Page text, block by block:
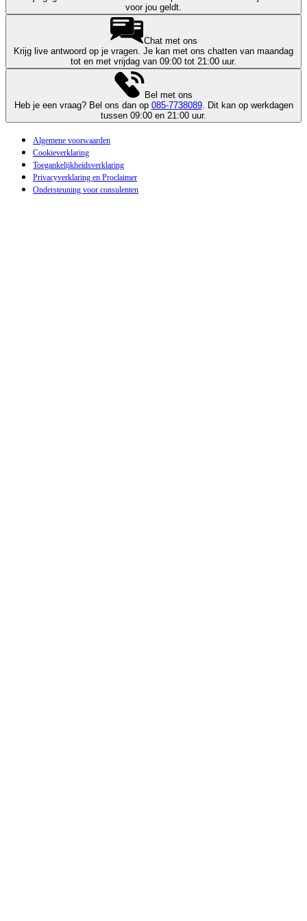
voor jou geldt.
Chat met ons
Krijg live antwoord op je vragen. Je kan met ons chatten van maandag
tot en met vrijdag van 09:00 tot 21:00 uur.
Bel met ons
Heb je een vraag? Bel ons dan op 085-7738089. Dit kan op werkdagen
tussen 09:00 en 21:00 uur.
Algemene voorwaarden
Cookieverklaring
Toegankelijkheidsverklaring
Privacyverklaring en Proclaimer
Ondersteuning voor consulenten